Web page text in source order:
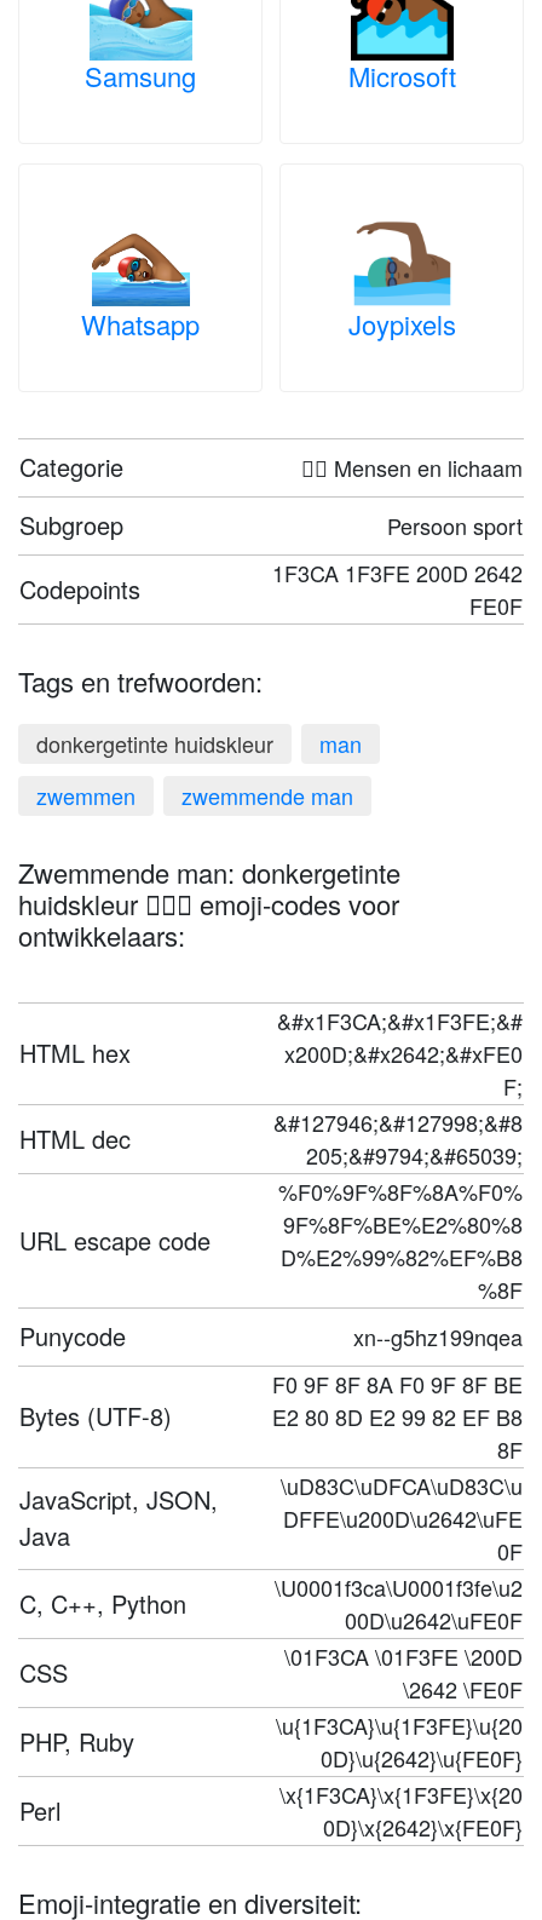
Samsung Microsoft
Whatsapp Joypixels
Categorie 🤦‍♀️ Mensen en lichaam
Subgroep Persoon sport
Codepoints
1F3CA 1F3FE 200D 2642
FE0F
Tags en trefwoorden:
donkergetinte huidskleur
man
zwemmen
zwemmende man
Zwemmende man: donkergetinte
huidskleur 🏊🏾‍♂️ emoji-codes voor
ontwikkelaars:
HTML hex
&#x1F3CA;&#x1F3FE;&#
x200D;&#x2642;&#xFE0
F;
HTML dec
&#127946;&#127998;&#8
205;&#9794;&#65039;
URL escape code
%F0%9F%8F%8A%F0%
9F%8F%BE%E2%80%8
D%E2%99%82%EF%B8
%8F
Punycode xn--g5hz199nqea
Bytes (UTF-8)
F0 9F 8F 8A F0 9F 8F BE
E2 80 8D E2 99 82 EF B8
8F
JavaScript, JSON,
Java
\uD83C\uDFCA\uD83C\u
DFFE\u200D\u2642\uFE
0F
C, C++, Python
\U0001f3ca\U0001f3fe\u2
00D\u2642\uFE0F
CSS
\01F3CA \01F3FE \200D
\2642 \FE0F
PHP, Ruby
\u{1F3CA}\u{1F3FE}\u{20
0D}\u{2642}\u{FE0F}
Perl
\x{1F3CA}\x{1F3FE}\x{20
0D}\x{2642}\x{FE0F}
Emoji-integratie en diversiteit: